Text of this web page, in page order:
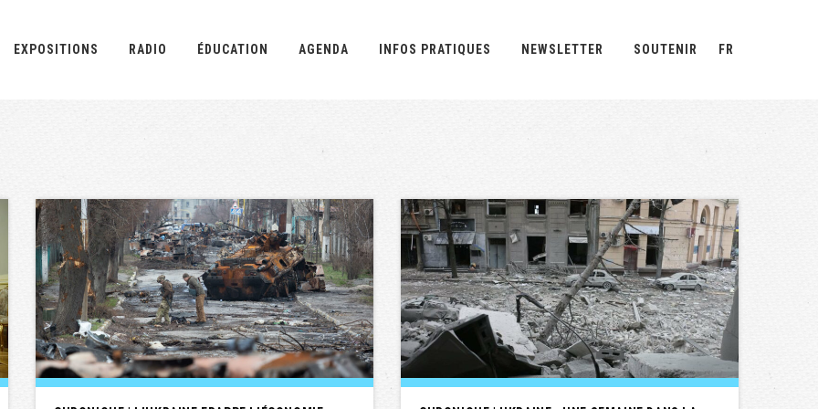
EXPOSITIONS RADIO ÉDUCATION AGENDA INFOS PRATIQUES NEWSLETTER SOUTENIR FR